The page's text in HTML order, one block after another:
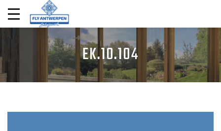
EK.10.104